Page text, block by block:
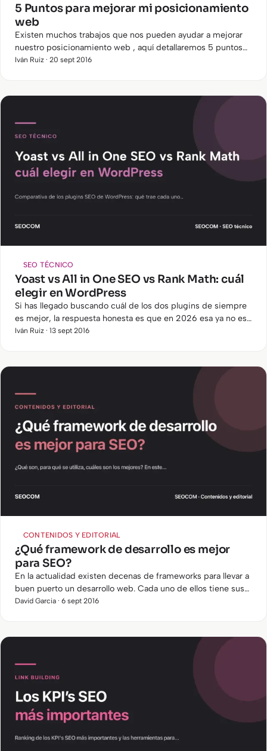
5 Puntos para mejorar mi posicionamiento
web
Existen muchos trabajos que nos pueden ayudar a mejorar
nuestro posicionamiento web , aquí detallaremos 5 puntos
que podemos trabajar para que nos ayuden a mejorarlo.
Iván Ruiz · 20 sept 2016
SEO TÉCNICO
Yoast vs All in One SEO vs Rank Math: cuál
elegir en WordPress
Si has llegado buscando cuál de los dos plugins de siempre
es mejor, la respuesta honesta es que en 2026 esa ya no es
la pregunta. Yoast y All in One llevan una década peleándose
Iván Ruiz · 13 sept 2016
CONTENIDOS Y EDITORIAL
¿Qué framework de desarrollo es mejor
para SEO?
En la actualidad existen decenas de frameworks para llevar a
buen puerto un desarrollo web. Cada uno de ellos tiene sus
virtudes y defectos y por ello dependiendo del tipo de…
David Garcia · 6 sept 2016